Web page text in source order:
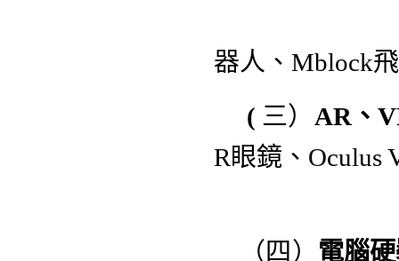
器人、Mblock
( 三） AR、
R眼鏡、Oculus
（四） 電腦